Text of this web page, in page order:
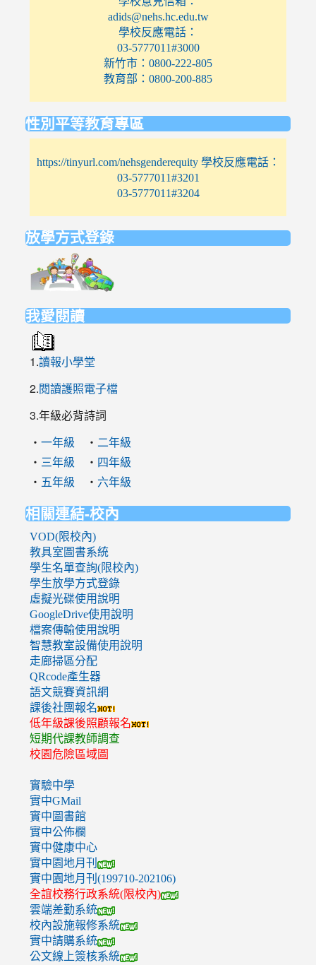
adids@nehs.hc.edu.tw
學校反應電話：
03-5777011#3000
新竹市：0800-222-805
教育部：0800-200-885
性別平等教育專區
https://tinyurl.com/nehsgenderequity 學校反應電話：
03-5777011#3201
03-5777011#3204
放學方式登錄
https://elem.nehs.hc.edu.tw/traffic/
我愛閱讀
1.讀報小學堂
2.閱讀護照電子檔
3.年級必背詩詞
‧ 一年級 ‧ 二年級
‧ 三年級 ‧ 四年級
‧ 五年級 ‧ 六年級
相關連結-校內
VOD(限校內)
教具室圖書系統
學生名單查詢(限校內)
學生放學方式登錄
虛擬光碟使用說明
GoogleDrive使用說明
檔案傳輸使用說明
智慧教室設備使用說明
走廊掃區分配
QRcode產生器
語文競賽資訊網
課後社團報名
低年級課後照顧報名
短期代課教師調查
校園危險區域圖
實驗中學
實中GMail
實中圖書館
實中公佈欄
實中健康中心
實中園地月刊
實中園地月刊(199710-202106)
全誼校務行政系統(限校內)
雲端差勤系統
校內設施報修系統
實中請購系統
公文線上簽核系統